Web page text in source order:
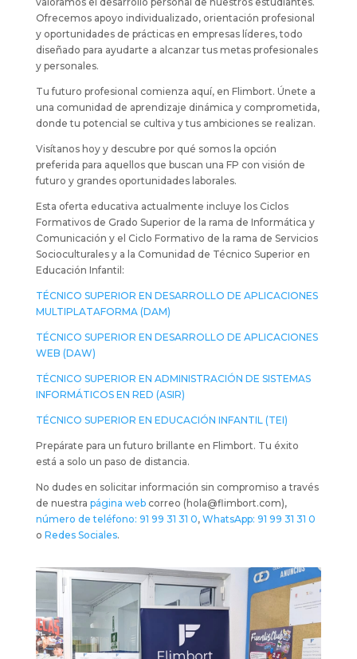
Ofrecemos apoyo individualizado, orientación profesional
y oportunidades de prácticas en empresas líderes, todo
diseñado para ayudarte a alcanzar tus metas profesionales
y personales.
Tu futuro profesional comienza aquí, en Flimbort. Únete a
una comunidad de aprendizaje dinámica y comprometida,
donde tu potencial se cultiva y tus ambiciones se realizan.
Visítanos hoy y descubre por qué somos la opción
preferida para aquellos que buscan una FP con visión de
futuro y grandes oportunidades laborales.
Esta oferta educativa actualmente incluye los Ciclos
Formativos de Grado Superior de la rama de Informática y
Comunicación y el Ciclo Formativo de la rama de Servicios
Socioculturales y a la Comunidad de Técnico Superior en
Educación Infantil:
TÉCNICO SUPERIOR EN DESARROLLO DE APLICACIONES
MULTIPLATAFORMA (DAM)
TÉCNICO SUPERIOR EN DESARROLLO DE APLICACIONES
WEB (DAW)
TÉCNICO SUPERIOR EN ADMINISTRACIÓN DE SISTEMAS
INFORMÁTICOS EN RED (ASIR)
TÉCNICO SUPERIOR EN EDUCACIÓN INFANTIL (TEI)
Prepárate para un futuro brillante en Flimbort. Tu éxito
está a solo un paso de distancia.
No dudes en solicitar información sin compromiso a través
de nuestra página webcorreo (hola@flimbort.com),
número de teléfono: 91 99 31 31 0, WhatsApp: 91 99 31 31 0
o Redes Sociales.